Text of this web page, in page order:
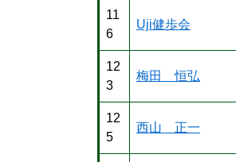
11
6
Uji健歩会
12
3
梅田 恒弘
12
5
西山 正一